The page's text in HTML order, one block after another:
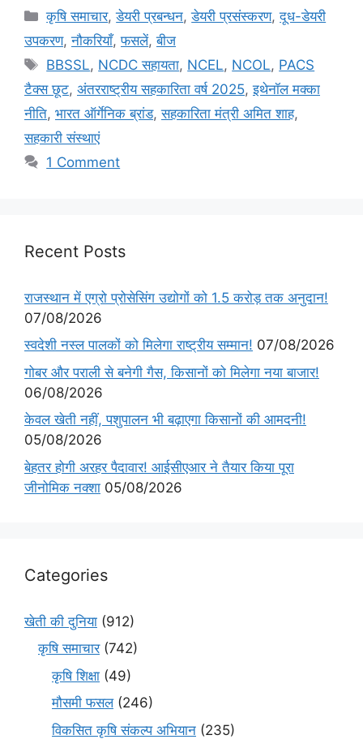
कृषि समाचार,डेयरी प्रबन्धन,डेयरी प्रसंस्करण,दूध-डेयरी
उपकरण,नौकरियाँ,फसलें,बीज
BBSSL, NCDC सहायता, NCEL, NCOL, PACS
टैक्स छूट, अंतरराष्ट्रीय सहकारिता वर्ष 2025,इथेनॉल मक्का
नीति, भारत ऑर्गेनिक ब्रांड,सहकारिता मंत्री अमित शाह,
सहकारी संस्थाएं
1 Comment
Recent Posts
राजस्थान में एग्रो प्रोसेसिंग उद्योगों को 1.5 करोड़ तक अनुदान!
07/08/2026
स्वदेशी नस्ल पालकों को मिलेगा राष्ट्रीय सम्मान! 07/08/2026
गोबर और पराली से बनेगी गैस, किसानों को मिलेगा नया बाजार!
06/08/2026
केवल खेती नहीं, पशुपालन भी बढ़ाएगा किसानों की आमदनी!
05/08/2026
बेहतर होगी अरहर पैदावार! आईसीएआर ने तैयार किया पूरा
जीनोमिक नक्शा 05/08/2026
Categories
खेती की दुनिया (912)
कृषि समाचार(742)
कृषि शिक्षा (49)
मौसमी फसल(246)
विकसित कृषि संकल्प अभियान (235)